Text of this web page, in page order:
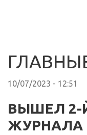
10/07/2023 - 12:51
ВЫШЕЛ 2-
ЖУРНАЛА